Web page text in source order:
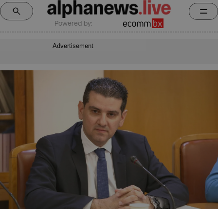
Powered by:
Advertisement